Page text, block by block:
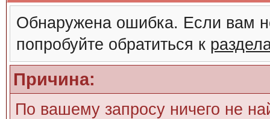
Обнаружена ошибка. Если вам
попробуйте обратиться к
Причина:
По вашему запросу ничего не